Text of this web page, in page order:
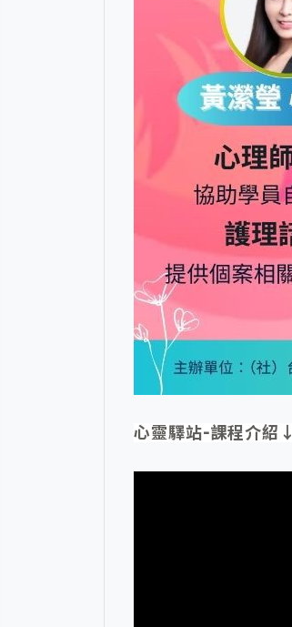
心靈驛站-課程介紹↓